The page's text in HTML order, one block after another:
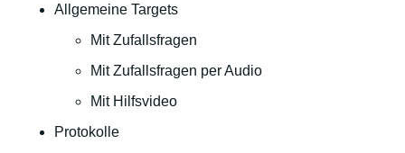
Allgemeine Targets
Mit Zufallsfragen
Mit Zufallsfragen per Audio
Mit Hilfsvideo
Protokolle